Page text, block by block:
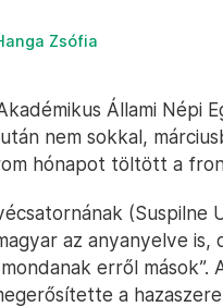
Zsófia
Állami Népi
nem sokkal,
hónapot töltött a
(Suspilne
az anyanyelve
erről
a